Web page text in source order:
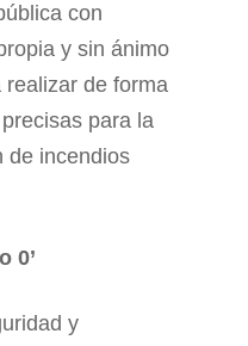
con
y sin ánimo
de forma
para la
de incendios
0’
y